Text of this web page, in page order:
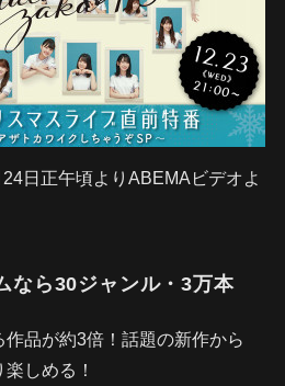
日正午頃よりABEMAビデオよ
なら30ジャンル・3万本
品が約3倍！話題の新作から
しめる！